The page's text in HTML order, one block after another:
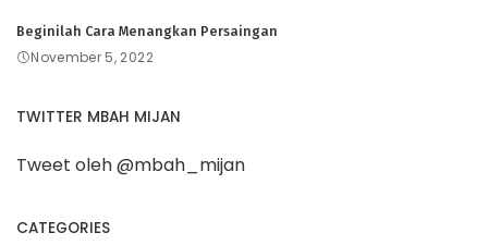
Beginilah Cara Menangkan Persaingan
November 5, 2022
TWITTER MBAH MIJAN
Tweet oleh @mbah_mijan
CATEGORIES